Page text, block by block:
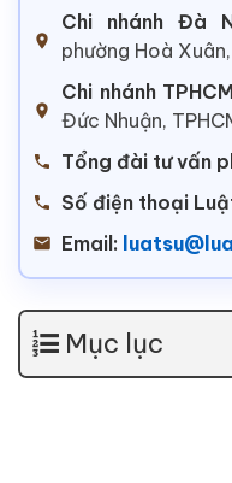
Chi nhánh Đà
phường Hoà
Chi nhánh
Đức Nhuận,
Tổng đài tư vấn
Số điện thoại
Email:
Mục lục